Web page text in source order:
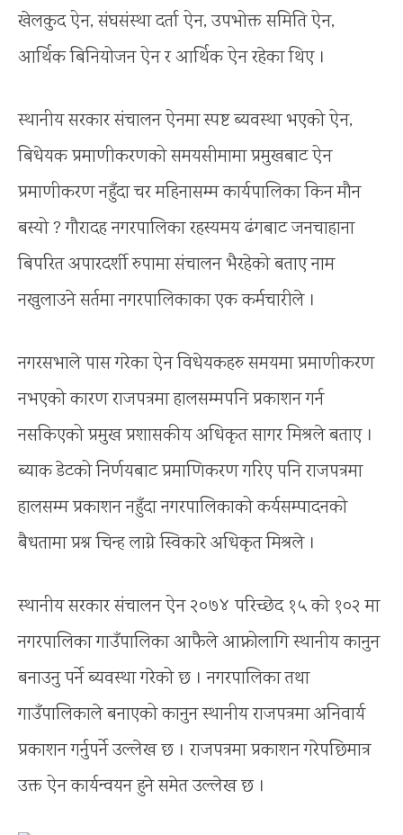
खेलकुद ऐन, संघसंस्था दर्ता ऐन, उपभोक्त समिति ऐन,
आर्थिक बिनियोजन ऐन र आर्थिक ऐन रहेका थिए ।
स्थानीय सरकार संचालन ऐनमा स्पष्ट ब्यवस्था भएको ऐन,
बिधेयक प्रमाणीकरणको समयसीमामा प्रमुखबाट ऐन
प्रमाणीकरण नहुँदा चर महिनासम्म कार्यपालिका किन मौन
बस्यो ? गौरादह नगरपालिका रहस्यमय ढंगबाट जनचाहाना
बिपरित अपारदर्शी रुपामा संचालन भैरहेको बताए नाम
नखुलाउने सर्तमा नगरपालिकाका एक कर्मचारीले ।
नगरसभाले पास गरेका ऐन विधेयकहरु समयमा प्रमाणीकरण
नभएको कारण राजपत्रमा हालसम्मपनि प्रकाशन गर्न
नसकिएको प्रमुख प्रशासकीय अधिकृत सागर मिश्रले बताए ।
ब्याक डेटको निर्णयबाट प्रमाणिकरण गरिए पनि राजपत्रमा
हालसम्म प्रकाशन नहुँदा नगरपालिकाको कर्यसम्पादनको
बैधतामा प्रश्न चिन्ह लाग्ने स्विकारे अधिकृत मिश्रले ।
स्थानीय सरकार संचालन ऐन २०७४ परिच्छेद १५ को १०२ मा
नगरपालिका गाउँपालिका आफैले आफ्नोलागि स्थानीय कानुन
बनाउनु पर्ने ब्यवस्था गरेको छ । नगरपालिका तथा
गाउँपालिकाले बनाएको कानुन स्थानीय राजपत्रमा अनिवार्य
प्रकाशन गर्नुपर्ने उल्लेख छ । राजपत्रमा प्रकाशन गरेपछिमात्र
उक्त ऐन कार्यन्वयन हुने समेत उल्लेख छ ।